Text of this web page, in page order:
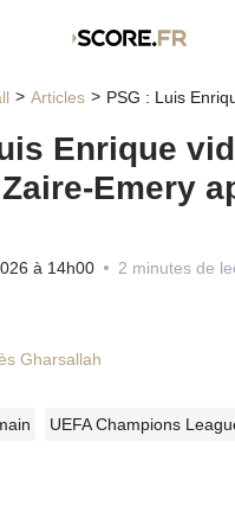
Articles PSG : Luis Enrique vide son
Enrique
Emery
à 14h00 2 minutes de
Gharsallah
UEFA Champions